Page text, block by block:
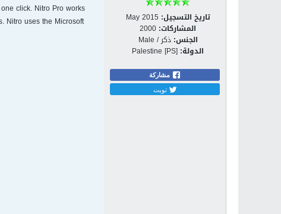
تاريخ التسجيل: May 2015
المشاركات: 2000
الجنس: ذكر / Male
الدولة: Palestine [PS]
مشاركة
تويت
click. Nitro Pro works
Nitro uses the Microsoft